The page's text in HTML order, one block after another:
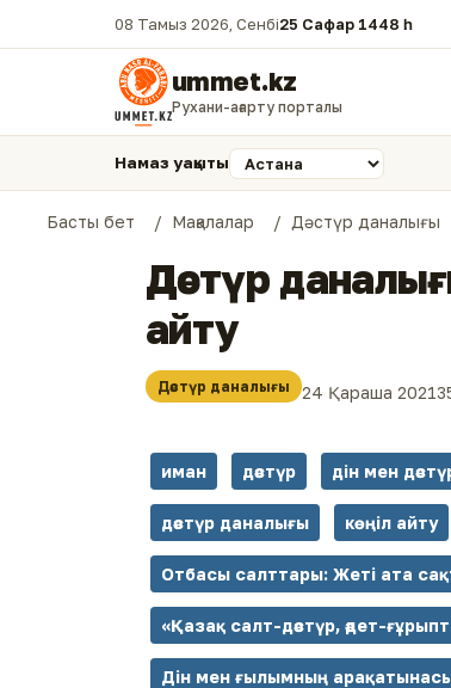
08 Тамыз 2026, Сенбі25 Сафар 1448 һ.
ummet.kz
Рухани-ағарту порталы
Намаз уақыты
Басты бет Мақалалар Дәстүр даналығы
Дәстүр
айту
Дәстүр даналығы 24 Қараша 2021
иман дәстүр дін мен
дәстүр даналығы көңіл айту
Отбасы салттары: Жеті ата
«Қазақ салт-дәстүр, әдет-
Дін мен ғылымның